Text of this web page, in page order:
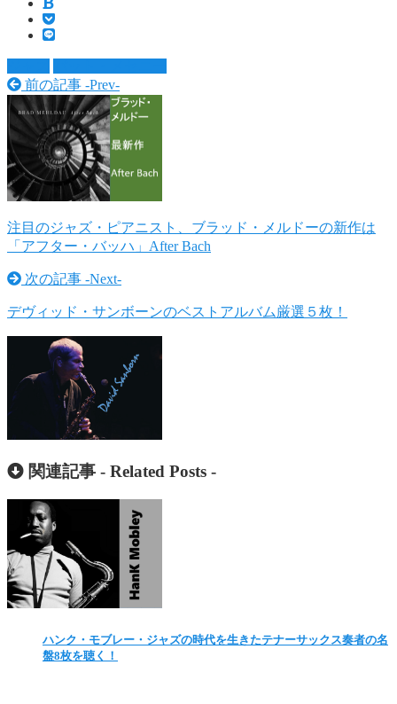
前の記事 -Prev-
注目のジャズ・ピアニスト、ブラッド・メルドーの新作は
「アフター・バッハ」After Bach
次の記事 -Next-
デヴィッド・サンボーンのベストアルバム厳選５枚！
関連記事 - Related Posts -
ハンク・モブレー・ジャズの時代を生きたテナーサックス奏者の名
盤8枚を聴く！